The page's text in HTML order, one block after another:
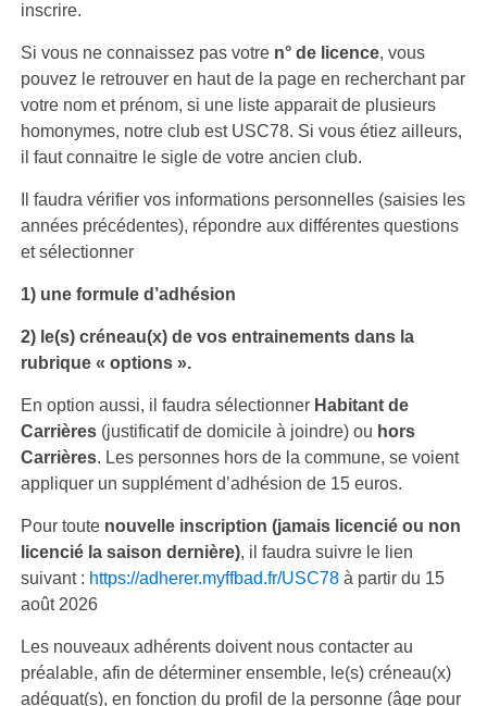
inscrire.
Si vous ne connaissez pas votre n° de licence, vous
pouvez le retrouver en haut de la page en recherchant par
votre nom et prénom, si une liste apparait de plusieurs
homonymes, notre club est USC78. Si vous étiez ailleurs,
il faut connaitre le sigle de votre ancien club.
Il faudra vérifier vos informations personnelles (saisies les
années précédentes), répondre aux différentes questions
et sélectionner
1) une formule d’adhésion
2) le(s) créneau(x) de vos entrainements dans la
rubrique « options ».
En option aussi, il faudra sélectionner Habitant de
Carrières(justificatif de domicile à joindre) ou hors
Carrières. Les personnes hors de la commune, se voient
appliquer un supplément d’adhésion de 15 euros.
Pour toute nouvelle inscription (jamais licencié ou non
licencié la saison dernière), il faudra suivre le lien
suivant : https://adherer.myffbad.fr/USC78à partir du 15
août 2026
Les nouveaux adhérents doivent nous contacter au
préalable, afin de déterminer ensemble, le(s) créneau(x)
adéquat(s), en fonction du profil de la personne (âge pour